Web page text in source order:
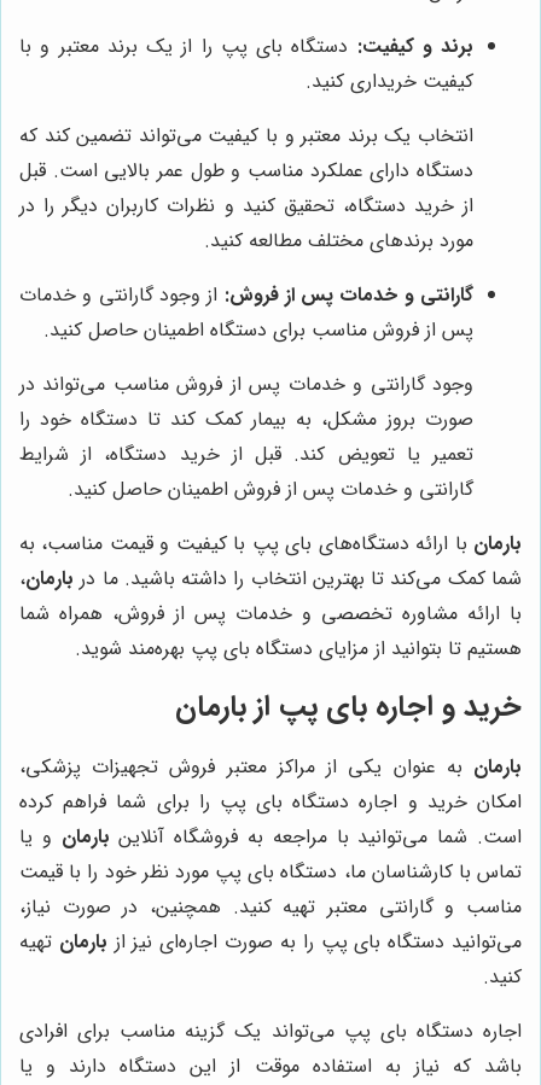
برند و کیفیت: دستگاه بای پپ را از یک برند معتبر و با
کیفیت خریداری کنید.
انتخاب یک برند معتبر و با کیفیت می‌تواند تضمین کند که
دستگاه دارای عملکرد مناسب و طول عمر بالایی است. قبل
از خرید دستگاه، تحقیق کنید و نظرات کاربران دیگر را در
مورد برندهای مختلف مطالعه کنید.
گارانتی و خدمات پس از فروش: از وجود گارانتی و خدمات
پس از فروش مناسب برای دستگاه اطمینان حاصل کنید.
وجود گارانتی و خدمات پس از فروش مناسب می‌تواند در
صورت بروز مشکل، به بیمار کمک کند تا دستگاه خود را
تعمیر یا تعویض کند. قبل از خرید دستگاه، از شرایط
گارانتی و خدمات پس از فروش اطمینان حاصل کنید.
بارمان با ارائه دستگاه‌های بای پپ با کیفیت و قیمت مناسب، به
شما کمک می‌کند تا بهترین انتخاب را داشته باشید. ما در بارمان،
با ارائه مشاوره تخصصی و خدمات پس از فروش، همراه شما
هستیم تا بتوانید از مزایای دستگاه بای پپ بهره‌مند شوید.
خرید و اجاره بای پپ از بارمان
بارمان به عنوان یکی از مراکز معتبر فروش تجهیزات پزشکی،
امکان خرید و اجاره دستگاه بای پپ را برای شما فراهم کرده
است. شما می‌توانید با مراجعه به فروشگاه آنلاین بارمان و یا
تماس با کارشناسان ما، دستگاه بای پپ مورد نظر خود را با قیمت
مناسب و گارانتی معتبر تهیه کنید. همچنین، در صورت نیاز،
می‌توانید دستگاه بای پپ را به صورت اجاره‌ای نیز از بارمان تهیه
کنید.
اجاره دستگاه بای پپ می‌تواند یک گزینه مناسب برای افرادی
باشد که نیاز به استفاده موقت از این دستگاه دارند و یا